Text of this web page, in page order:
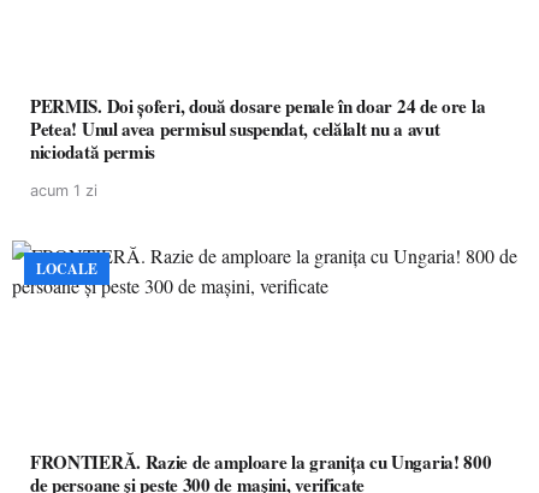
PERMIS. Doi șoferi, două dosare penale în doar 24 de ore la
Petea! Unul avea permisul suspendat, celălalt nu a avut
niciodată permis
acum 1 zi
LOCALE
FRONTIERĂ. Razie de amploare la granița cu Ungaria! 800
de persoane și peste 300 de mașini, verificate